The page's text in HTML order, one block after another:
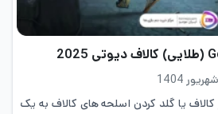
یا گلد کردن اسلحه های کالاف به یک